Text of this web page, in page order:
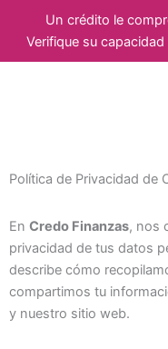
Un crédito le
Verifique su
Política de Privacidad de
En Credo Finanzas, nos
privacidad de tus datos
describe cómo
compartimos tu
y nuestro sitio web.